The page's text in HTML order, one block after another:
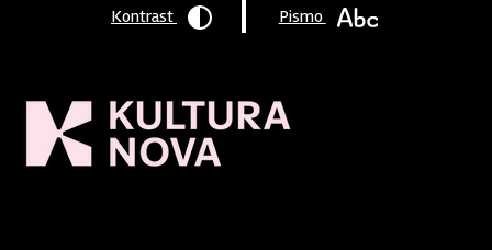
Kontrast Pismo